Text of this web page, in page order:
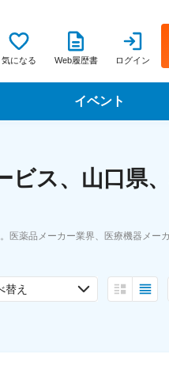
気になる Web履歴書 ログイン
イベント
職フェア
ビス、山口県
医薬品メーカー業界、医療機器メー
替え